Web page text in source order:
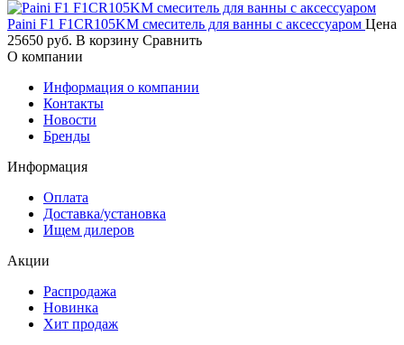
Paini F1 F1CR105KM смеситель для ванны с аксессуаром Цена
25650 руб. В корзину Сравнить
О компании
Информация о компании
Контакты
Новости
Бренды
Информация
Оплата
Доставка/установка
Ищем дилеров
Акции
Распродажа
Новинка
Хит продаж